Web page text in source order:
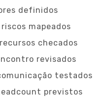
definidos
mapeados
checados
revisados
testados
previstos